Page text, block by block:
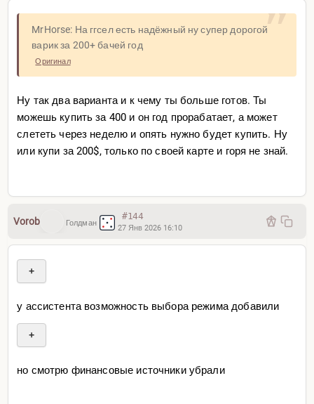
MrHorse: На ггсел есть надёжный ну супер дорогой
варик за 200+ бачей год
Оригинал
Ну так два варианта и к чему ты больше готов. Ты
можешь купить за 400 и он год прорабатает, а может
слететь через неделю и опять нужно будет купить. Ну
или купи за 200$, только по своей карте и горя не знай.
Vorob Голдман
#144
27 Янв 2026 16:10
+
у ассистента возможность выбора режима добавили
+
но смотрю финансовые источники убрали